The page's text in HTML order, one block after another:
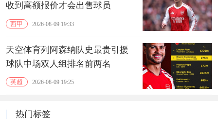
收到高额报价才会出售球员
西甲 2026-08-09 19:33
天空体育列阿森纳队史最贵引援
球队中场双人组排名前两名
英超 2026-08-09 19:25
热门标签